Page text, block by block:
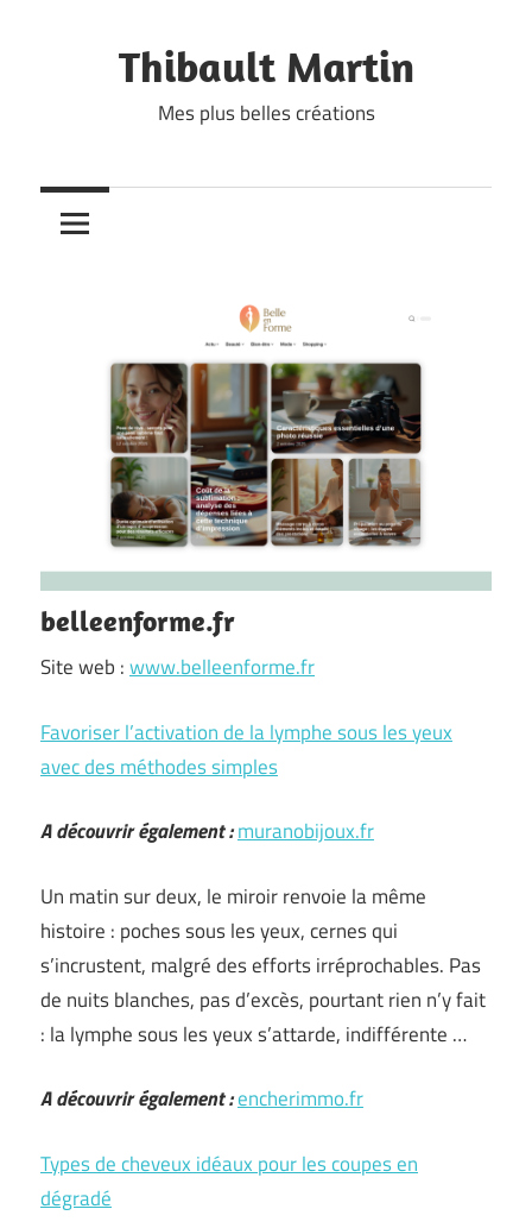
Thibault Martin
Mes plus belles créations
belleenforme.fr
Site web :www.belleenforme.fr
Favoriser l’activation de la lymphe sous les yeux
avec des méthodes simples
A découvrir également :muranobijoux.fr
Un matin sur deux, le miroir renvoie la même
histoire : poches sous les yeux, cernes qui
s’incrustent, malgré des efforts irréprochables. Pas
de nuits blanches, pas d’excès, pourtant rien n’y fait
: la lymphe sous les yeux s’attarde, indifférente …
A découvrir également :encherimmo.fr
Types de cheveux idéaux pour les coupes en
dégradé